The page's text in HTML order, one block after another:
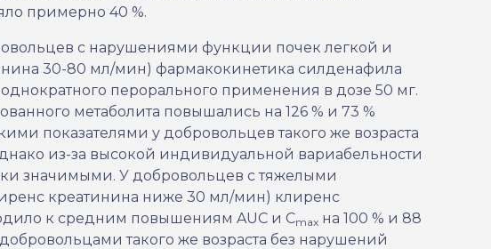
примерно 40 %.
с нарушениями функции почек легкой и
30-80 мл/мин) фармакокинетика силденафила
перорального применения в дозе 50 мг.
метаболита повышались на 126 % и 73 %
показателями у добровольцев такого же возраста
из-за высокой индивидуальной вариабельности
значимыми. У добровольцев с тяжелыми
креатинина ниже 30 мл/мин) клиренс
к средним повышениям AUC и Cmaxна 100 % и 88
такого же возраста без нарушений